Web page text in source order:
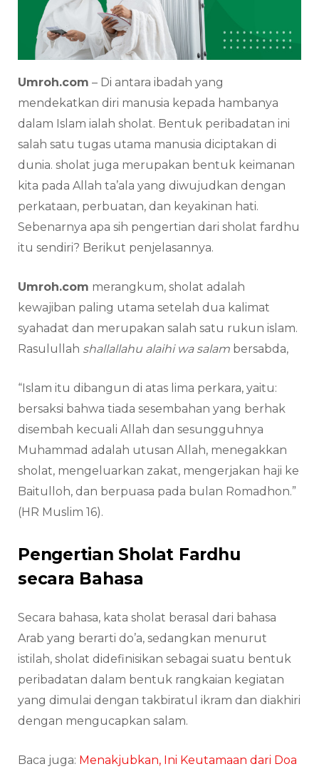
Umroh.com – Di antara ibadah yang
mendekatkan diri manusia kepada hambanya
dalam Islam ialah sholat. Bentuk peribadatan ini
salah satu tugas utama manusia diciptakan di
dunia. sholat juga merupakan bentuk keimanan
kita pada Allah ta’ala yang diwujudkan dengan
perkataan, perbuatan, dan keyakinan hati.
Sebenarnya apa sih pengertian dari sholat fardhu
itu sendiri? Berikut penjelasannya.
Umroh.com merangkum, sholat adalah
kewajiban paling utama setelah dua kalimat
syahadat dan merupakan salah satu rukun islam.
Rasulullah shallallahu alaihi wa salam bersabda,
“Islam itu dibangun di atas lima perkara, yaitu:
bersaksi bahwa tiada sesembahan yang berhak
disembah kecuali Allah dan sesungguhnya
Muhammad adalah utusan Allah, menegakkan
sholat, mengeluarkan zakat, mengerjakan haji ke
Baitulloh, dan berpuasa pada bulan Romadhon.”
(HR Muslim 16).
Pengertian Sholat Fardhu
secara Bahasa
Secara bahasa, kata sholat berasal dari bahasa
Arab yang berarti do’a, sedangkan menurut
istilah, sholat didefinisikan sebagai suatu bentuk
peribadatan dalam bentuk rangkaian kegiatan
yang dimulai dengan takbiratul ikram dan diakhiri
dengan mengucapkan salam.
Baca juga: Menakjubkan, Ini Keutamaan dari Doa